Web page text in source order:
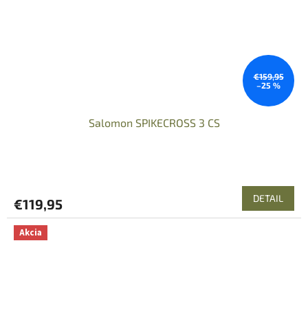
€159,95
–25 %
Salomon SPIKECROSS 3 CS
€119,95 DETAIL
Akcia